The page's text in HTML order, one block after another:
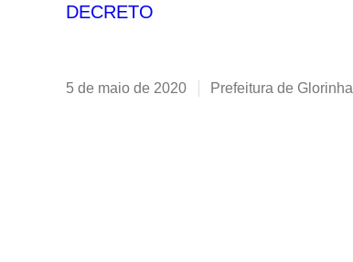
DECRETO
5 de maio de 2020 Prefeitura de Glorinha